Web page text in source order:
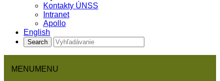
Kontakty ÚNSS
Intranet
Apollo
English
MENUMENU